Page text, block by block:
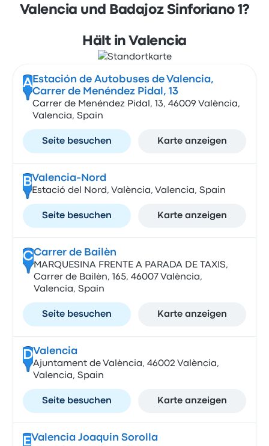
Valencia und Badajoz Sinforiano 1?
Hält in Valencia
A Estación de Autobuses de Valencia,
Carrer de Menéndez Pidal, 13
Carrer de Menéndez Pidal, 13, 46009 València,
Valencia, Spain
Seite besuchen Karte anzeigen
BValencia-Nord
Estació del Nord, València, Valencia, Spain
Seite besuchen Karte anzeigen
CCarrer de Bailèn
MARQUESINA FRENTE A PARADA DE TAXIS,
Carrer de Bailèn, 165, 46007 València,
Valencia, Spain
Seite besuchen Karte anzeigen
DValencia
Ajuntament de València, 46002 València,
Valencia, Spain
Seite besuchen Karte anzeigen
EValencia Joaquin Sorolla